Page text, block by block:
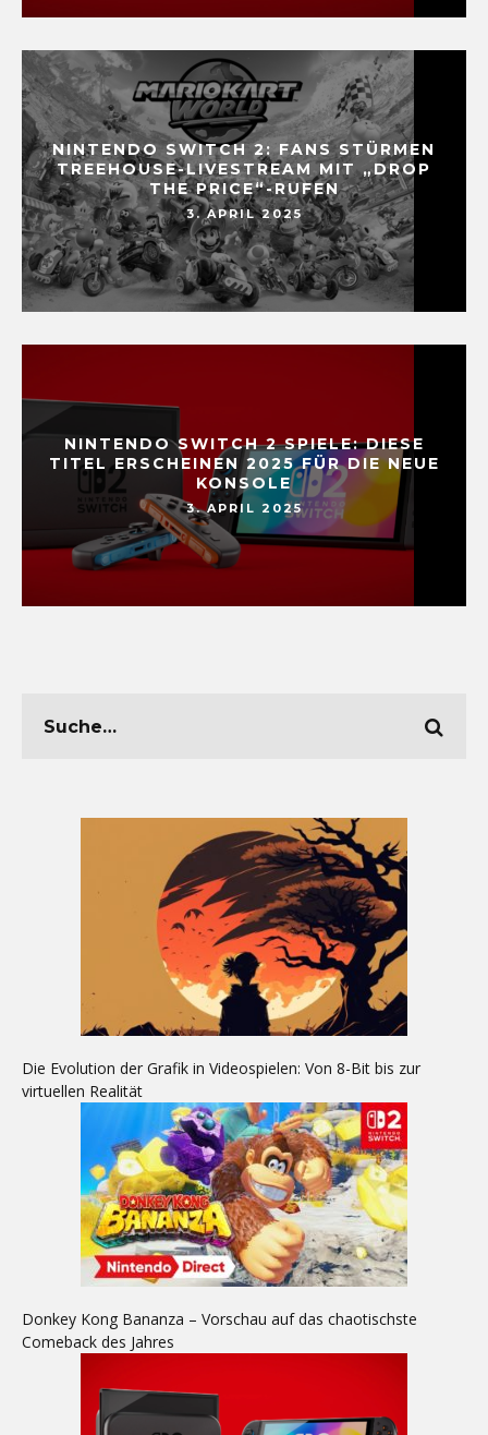
NINTENDO SWITCH 2: FANS STÜRMEN
TREEHOUSE-LIVESTREAM MIT „DROP
THE PRICE“-RUFEN
3. APRIL 2025
NINTENDO SWITCH 2 SPIELE: DIESE
TITEL ERSCHEINEN 2025 FÜR DIE NEUE
KONSOLE
3. APRIL 2025
Die Evolution der Grafik in Videospielen: Von 8-Bit bis zur
virtuellen Realität
Donkey Kong Bananza – Vorschau auf das chaotischste
Comeback des Jahres